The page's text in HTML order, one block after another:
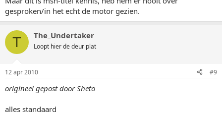
gesproken/in het echt de motor gezien.
T The_Undertaker
Loopt hier de deur plat
12 apr 2010 #9
origineel gepost door Sheto
alles standaard